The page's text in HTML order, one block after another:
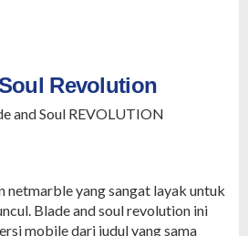
Revolution
netmarble yang sangat layak untuk
Blade and soul revolution ini
mobile dari judul yang sama